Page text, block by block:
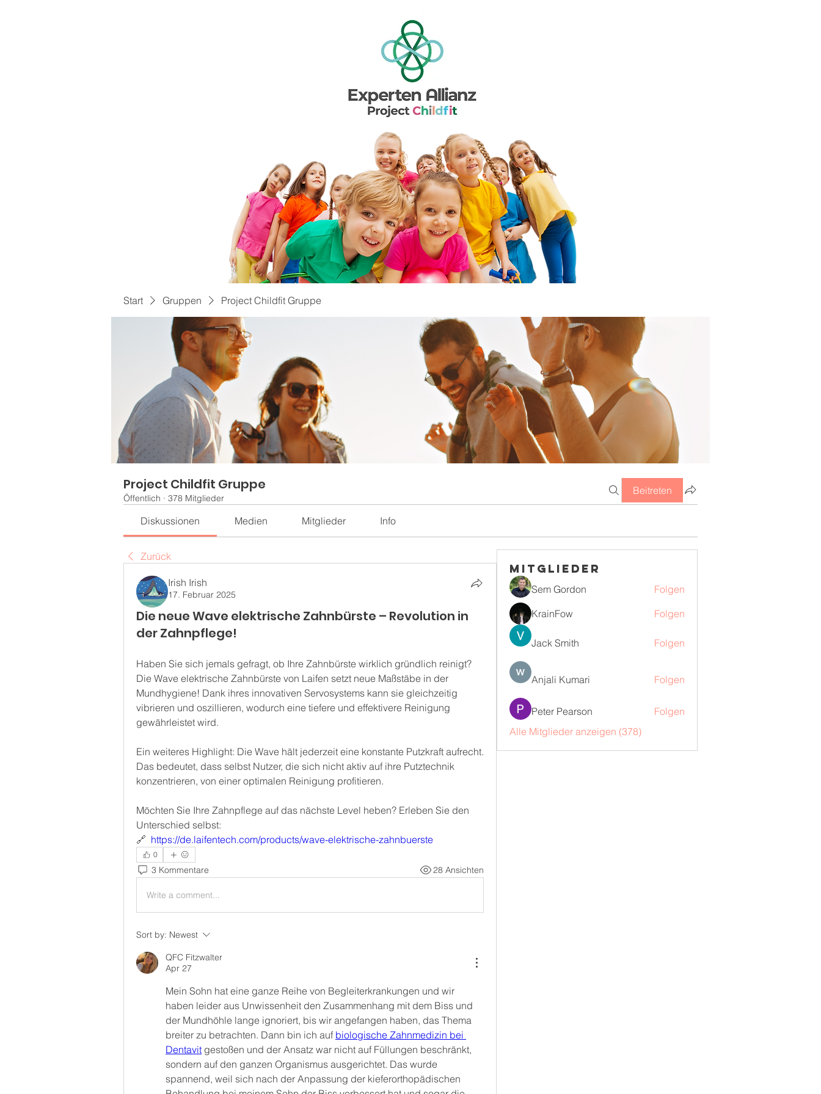
Start Gruppen Project Childfit Gruppe
Project Childfit Gruppe
Öffentlich · 378 Mitglieder
Beitreten
Diskussionen Medien Mitglieder Info
Zurück
Irish Irish
17. Februar 2025
Die neue Wave elektrische Zahnbürste – Revolution in
der Zahnpflege!
Haben Sie sich jemals gefragt, ob Ihre Zahnbürste wirklich gründlich reinigt?
Die Wave elektrische Zahnbürste von Laifen setzt neue Maßstäbe in der
Mundhygiene! Dank ihres innovativen Servosystems kann sie gleichzeitig
vibrieren und oszillieren, wodurch eine tiefere und effektivere Reinigung
gewährleistet wird.
Ein weiteres Highlight: Die Wave hält jederzeit eine konstante Putzkraft aufrecht.
Das bedeutet, dass selbst Nutzer, die sich nicht aktiv auf ihre Putztechnik
konzentrieren, von einer optimalen Reinigung profitieren.
Möchten Sie Ihre Zahnpflege auf das nächste Level heben? Erleben Sie den
Unterschied selbst:
🔗 https://de.laifentech.com/products/wave-elektrische-zahnbuerste
0
3 Kommentare 28 Ansichten
Write a comment...
Sort by: Newest
QFC Fitzwalter
Apr 27
Mein Sohn hat eine ganze Reihe von Begleiterkrankungen und wir
haben leider aus Unwissenheit den Zusammenhang mit dem Biss und
der Mundhöhle lange ignoriert, bis wir angefangen haben, das Thema
breiter zu betrachten. Dann bin ich auf biologische Zahnmedizin bei
Dentavit gestoßen und der Ansatz war nicht auf Füllungen beschränkt,
sondern auf den ganzen Organismus ausgerichtet. Das wurde
spannend, weil sich nach der Anpassung der kieferorthopädischen
Mitglieder
Sem Gordon
Folgen
KrainFow
Folgen
Jack Smith Folgen
Anjali Kumari Folgen
Peter Pearson
Folgen
Alle Mitglieder anzeigen (378)